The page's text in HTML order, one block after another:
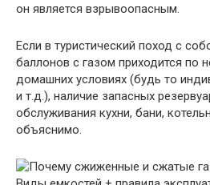
он является взрывоопасным.
Если в туристический поход с
баллонов с газом приходится по
домашних условиях (будь то
и т.д.), наличие запасных
обслуживания кухни, бани,
объяснимо.